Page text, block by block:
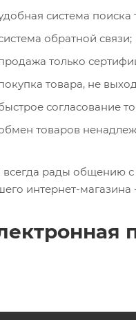
система поиска
обратной связи;
только
товара, не
согласование
товаров
рады общению с
интернет-